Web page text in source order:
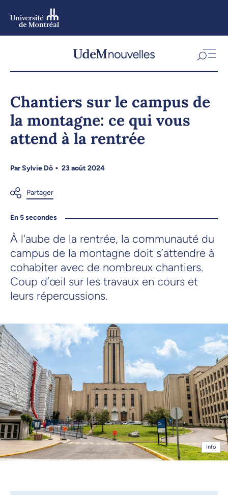
Chantiers sur le campus de
la montagne: ce qui vous
attend à la rentrée
ParSylvie Dô 23 août 2024
En 5 secondes
À l'aube de la rentrée, la communauté du
campus de la montagne doit s’attendre à
cohabiter avec de nombreux chantiers.
Coup d’œil sur les travaux en cours et
leurs répercussions.
Info